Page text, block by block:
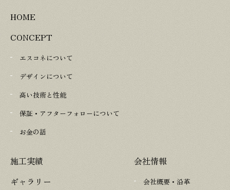
HOME
CONCEPT
エスコネについて
デザインについて
高い技術と性能
保証・アフターフォローについて
お金の話
施工実績
ギャラリー
会社情報
会社概要・沿革